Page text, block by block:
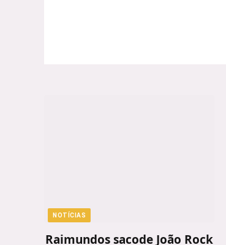
NOTÍCIAS
Raimundos sacode João Rock